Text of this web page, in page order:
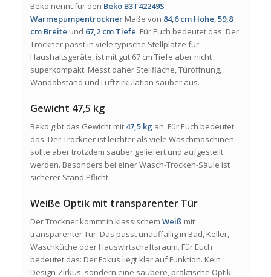
Beko nennt für den Beko B3T42249S
WärmepumpentrocknerMaße von 84,6 cm Höhe,59,8
cm Breite und 67,2 cm Tiefe. Für Euch bedeutet das: Der
Trockner passt in viele typische Stellplätze für
Haushaltsgeräte, ist mit gut 67 cm Tiefe aber nicht
superkompakt. Messt daher Stellfläche, Türöffnung,
Wandabstand und Luftzirkulation sauber aus.
Gewicht 47,5 kg
Beko gibt das Gewicht mit 47,5 kg an. Für Euch bedeutet
das: Der Trockner ist leichter als viele Waschmaschinen,
sollte aber trotzdem sauber geliefert und aufgestellt
werden. Besonders bei einer Wasch-Trocken-Säule ist
sicherer Stand Pflicht.
Weiße Optik mit transparenter Tür
Der Trockner kommt in klassischem Weiß mit
transparenter Tür. Das passt unauffällig in Bad, Keller,
Waschküche oder Hauswirtschaftsraum. Für Euch
bedeutet das: Der Fokus liegt klar auf Funktion. Kein
Design-Zirkus, sondern eine saubere, praktische Optik